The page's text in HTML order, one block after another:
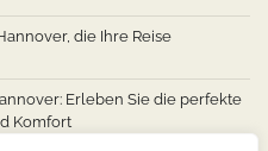
die Ihre Reise
Erleben Sie die perfekte
Komfort